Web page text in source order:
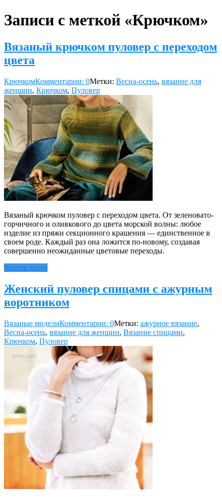
Записи с меткой «Крючком»
Вязаный крючком пуловер с переходом
цвета
КрючкомКомментарии: 0Метки: Весна-осень, вязание для
женщин, Крючком, Пуловер
Вязаный крючком пуловер с переходом цвета. От зеленовато-
горчичного и оливкового до цвета морской волны: любое
изделие из пряжи секционного крашения — единственное в
своем роде. Каждый раз она ложится по-новому, создавая
совершенно неожиданные цветовые переходы.
Читать далее
Женский пуловер спицами с ажурным
воротником
Вязаные моделиКомментарии: 0Метки: ажурное вязание,
Весна-осень, вязание для женщин, Вязание спицами,
Крючком, Пуловер